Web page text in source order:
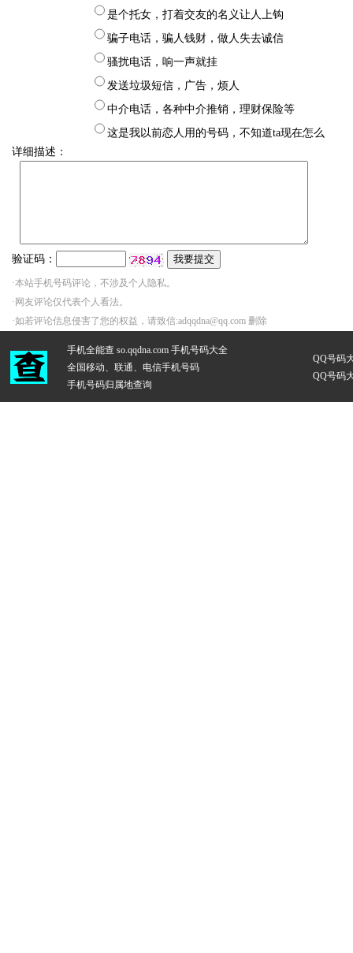
是个托女，打着交友的名义让人上钩
骗子电话，骗人钱财，做人失去诚信
骚扰电话，响一声就挂
发送垃圾短信，广告，烦人
中介电话，各种中介推销，理财保险等
这是我以前恋人用的号码，不知道ta现在怎么
详细描述：
验证码：
·本站手机号码评论，不涉及个人隐私。
·网友评论仅代表个人看法。
·如若评论信息侵害了您的权益，请致信:adqqdna@qq.com 删除
手机全能查 so.qqdna.com 手机号码大全
全国移动、联通、电信手机号码
手机号码归属地查询
QQ号码
QQ号码